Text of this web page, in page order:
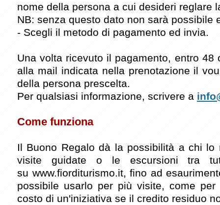
nome della persona a cui desideri reglare
NB: senza questo dato non sarà possibile
- Scegli il metodo di pagamento ed invia.
Una volta ricevuto il pagamento, entro 48
alla mail indicata nella prenotazione il
della persona prescelta.
Per qualsiasi informazione, scrivere a
Come funziona
Il Buono Regalo dà la possibilità a chi lo
visite guidate o le escursioni tra
su www.fiorditurismo.it, fino ad
possibile usarlo per più visite, come
costo di un'iniziativa se il credito residuo